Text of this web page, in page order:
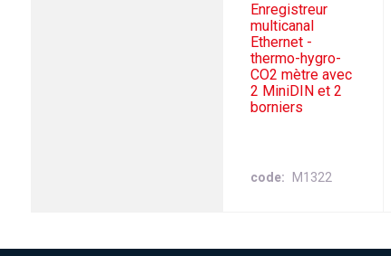
Enregistreur
multicanal
Ethernet -
thermo-hygro-
CO2 mètre avec
2 MiniDIN et 2
borniers
code M1322